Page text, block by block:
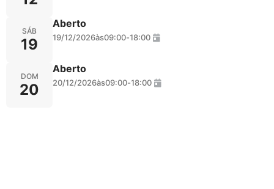
SÁB
19
Aberto
19/12/2026às09:00-18:00
DOM
20
Aberto
20/12/2026às09:00-18:00